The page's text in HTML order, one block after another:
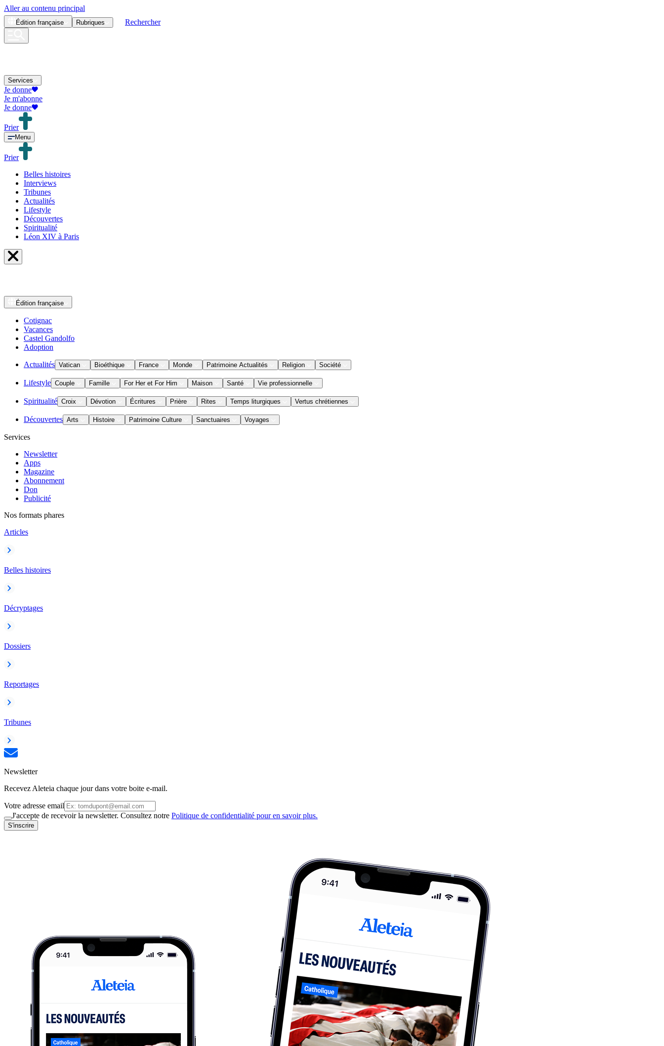
Aller au contenu principal
Édition française Rubriques Rechercher
Services
Je donne
Je m'abonne
Je donne
Prier
Menu
Prier
Belles histoires
Interviews
Tribunes
Actualités
Lifestyle
Découvertes
Spiritualité
Léon XIV à Paris
Édition française
Cotignac
Vacances
Castel Gandolfo
Adoption
Actualités Vatican Bioéthique France Monde Patrimoine Actualités Religion Société
Lifestyle Couple Famille For Her et For Him Maison Santé Vie professionnelle
Spiritualité Croix Dévotion Écritures Prière Rites Temps liturgiques Vertus chrétiennes
Découvertes Arts Histoire Patrimoine Culture Sanctuaires Voyages
Services
Newsletter
Apps
Magazine
Abonnement
Don
Publicité
Nos formats phares
Articles
Belles histoires
Décryptages
Dossiers
Reportages
Tribunes
Newsletter
Recevez Aleteia chaque jour dans votre boite e-mail.
Votre adresse email
J'accepte de recevoir la newsletter. Consultez notre Politique de confidentialité pour en savoir plus.
S'inscrire